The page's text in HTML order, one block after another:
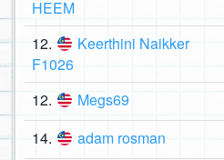
HEEM
12.
Keerthini Naikker
F1026
12. Megs69
14. adam rosman